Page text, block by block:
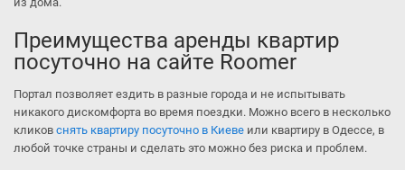
Преимущества аренды квартир
посуточно на сайте Roomer
Портал позволяет ездить в разные города и не испытывать
никакого дискомфорта во время поездки. Можно всего в несколько
кликов снять квартиру посуточно в Киеве или квартиру в Одессе, в
любой точке страны и сделать это можно без риска и проблем.